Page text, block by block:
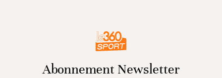
Abonnement Newsletter